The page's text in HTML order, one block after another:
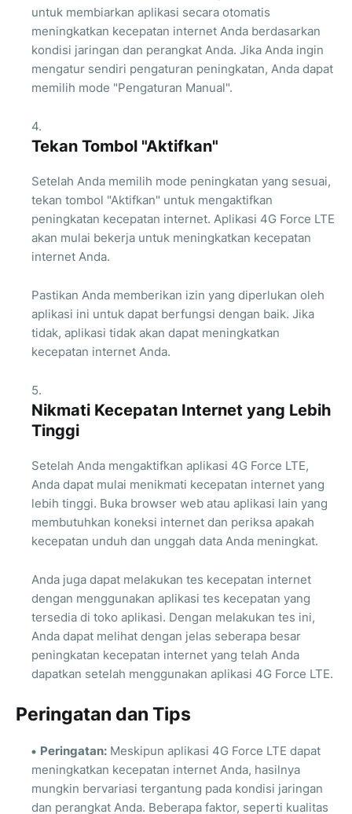
untuk membiarkan aplikasi secara otomatis
meningkatkan kecepatan internet Anda berdasarkan
kondisi jaringan dan perangkat Anda. Jika Anda ingin
mengatur sendiri pengaturan peningkatan, Anda dapat
memilih mode "Pengaturan Manual".
Tekan Tombol "Aktifkan"
Setelah Anda memilih mode peningkatan yang sesuai,
tekan tombol "Aktifkan" untuk mengaktifkan
peningkatan kecepatan internet. Aplikasi 4G Force LTE
akan mulai bekerja untuk meningkatkan kecepatan
internet Anda.
Pastikan Anda memberikan izin yang diperlukan oleh
aplikasi ini untuk dapat berfungsi dengan baik. Jika
tidak, aplikasi tidak akan dapat meningkatkan
kecepatan internet Anda.
Nikmati Kecepatan Internet yang Lebih
Tinggi
Setelah Anda mengaktifkan aplikasi 4G Force LTE,
Anda dapat mulai menikmati kecepatan internet yang
lebih tinggi. Buka browser web atau aplikasi lain yang
membutuhkan koneksi internet dan periksa apakah
kecepatan unduh dan unggah data Anda meningkat.
Anda juga dapat melakukan tes kecepatan internet
dengan menggunakan aplikasi tes kecepatan yang
tersedia di toko aplikasi. Dengan melakukan tes ini,
Anda dapat melihat dengan jelas seberapa besar
peningkatan kecepatan internet yang telah Anda
dapatkan setelah menggunakan aplikasi 4G Force LTE.
Peringatan dan Tips
Peringatan: Meskipun aplikasi 4G Force LTE dapat
meningkatkan kecepatan internet Anda, hasilnya
mungkin bervariasi tergantung pada kondisi jaringan
dan perangkat Anda. Beberapa faktor, seperti kualitas